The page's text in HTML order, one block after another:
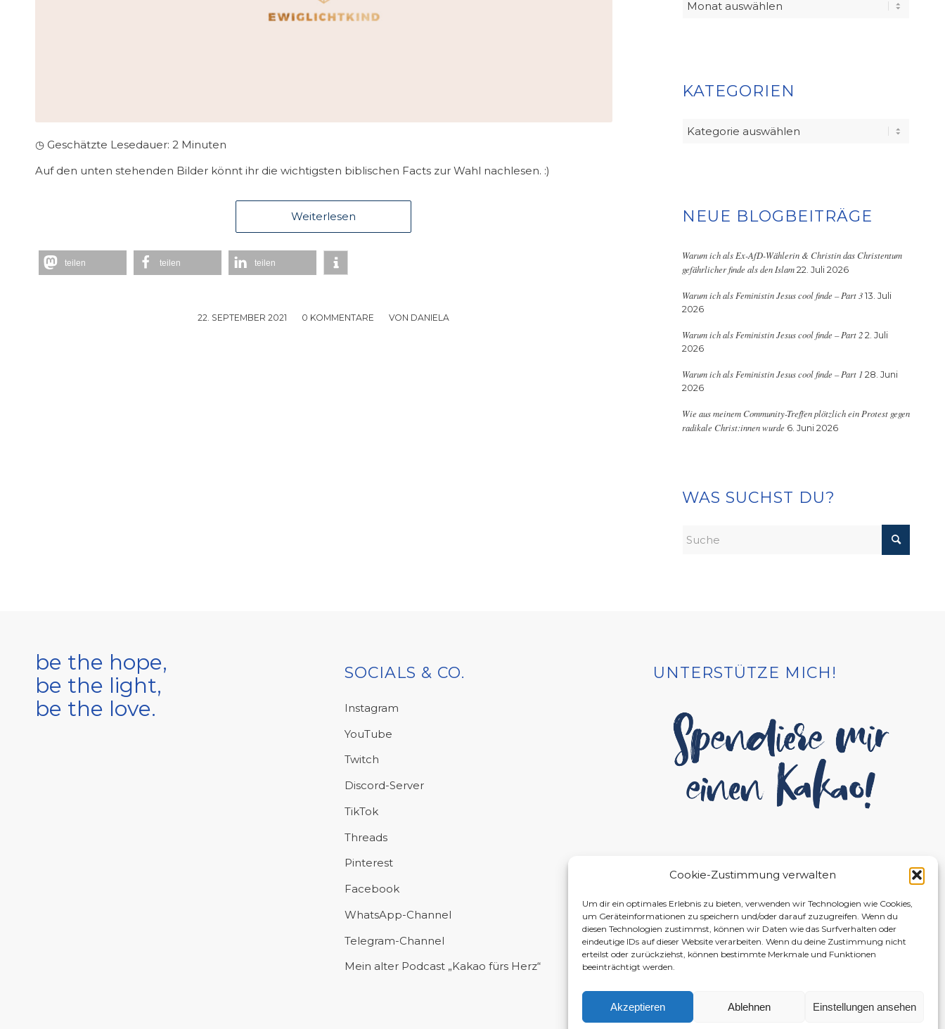
Cookie-Zustimmung verwalten
Um dir ein optimales Erlebnis zu bieten, verwenden wir Technologien wie Cookies,
um Geräteinformationen zu speichern und/oder darauf zuzugreifen. Wenn du
diesen Technologien zustimmst, können wir Daten wie das Surfverhalten oder
eindeutige IDs auf dieser Website verarbeiten. Wenn du deine Zustimmung nicht
erteilst oder zurückziehst, können bestimmte Merkmale und Funktionen
beeinträchtigt werden.
Akzeptieren Ablehnen Einstellungen ansehen
◷ Geschätzte Lesedauer: 2 Minuten
Auf den unten stehenden Bilder könnt ihr die wichtigsten biblischen Facts zur Wahl nachlesen. :)
Weiterlesen
teilen teilen teilen
22. SEPTEMBER 2021
/ 0 KOMMENTARE
/ VON DANIELA
KATEGORIEN
Kategorien
NEUE BLOGBEITRÄGE
Warum ich als Ex-AfD-Wählerin & Christin das Christentum
gefährlicher finde als den Islam 22. Juli 2026
Warum ich als Feministin Jesus cool finde – Part 3 13. Juli
2026
Warum ich als Feministin Jesus cool finde – Part 2 2. Juli
2026
Warum ich als Feministin Jesus cool finde – Part 1 28. Juni
2026
Wie aus meinem Community-Treffen plötzlich ein Protest gegen
radikale Christ:innen wurde 6. Juni 2026
WAS SUCHST DU?
be the hope,
be the light,
be the love.
SOCIALS & CO.
Instagram
YouTube
Twitch
Discord-Server
TikTok
Threads
Pinterest
Facebook
WhatsApp-Channel
Telegram-Channel
Mein alter Podcast „Kakao fürs Herz“
UNTERSTÜTZE MICH!